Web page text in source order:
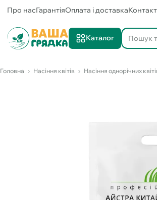
Про насГарантіяОплата і доставка
Каталог
Головна Насіння квітів Насіння однорічних